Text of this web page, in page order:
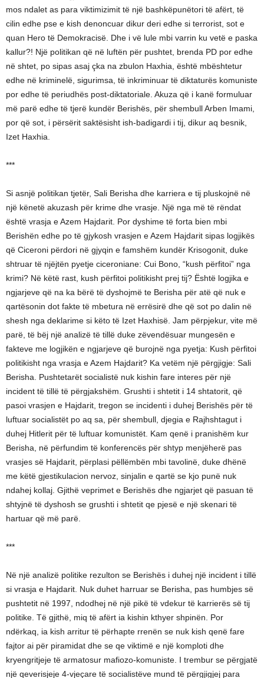
mos ndalet as para viktimizimit të një bashkëpunëtori të afërt, të
cilin edhe pse e kish denoncuar dikur deri edhe si terrorist, sot e
quan Hero të Demokracisë. Dhe i vë lule mbi varrin ku vetë e paska
kallur?! Një politikan që në luftën për pushtet, brenda PD por edhe
në shtet, po sipas asaj çka na zbulon Haxhia, është mbështetur
edhe në kriminelë, sigurimsa, të inkriminuar të diktaturës komuniste
por edhe të periudhës post-diktatoriale. Akuza që i kanë formuluar
më parë edhe të tjerë kundër Berishës, për shembull Arben Imami,
por që sot, i përsërit saktësisht ish-badigardi i tij, dikur aq besnik,
Izet Haxhia.
***
Si asnjë politikan tjetër, Sali Berisha dhe karriera e tij pluskojnë në
një kënetë akuzash për krime dhe vrasje. Një nga më të rëndat
është vrasja e Azem Hajdarit. Por dyshime të forta bien mbi
Berishën edhe po të gjykosh vrasjen e Azem Hajdarit sipas logjikës
që Ciceroni përdori në gjyqin e famshëm kundër Krisogonit, duke
shtruar të njëjtën pyetje ciceroniane: Cui Bono, “kush përfitoi” nga
krimi? Në këtë rast, kush përfitoi politikisht prej tij? Është logjika e
ngjarjeve që na ka bërë të dyshojmë te Berisha për atë që nuk e
qartësonin dot fakte të mbetura në errësirë dhe që sot po dalin në
shesh nga deklarime si këto të Izet Haxhisë. Jam përpjekur, vite më
parë, të bëj një analizë të tillë duke zëvendësuar mungesën e
fakteve me logjikën e ngjarjeve që burojnë nga pyetja: Kush përfitoi
politikisht nga vrasja e Azem Hajdarit? Ka vetëm një përgjigje: Sali
Berisha. Pushtetarët socialistë nuk kishin fare interes për një
incident të tillë të përgjakshëm. Grushti i shtetit i 14 shtatorit, që
pasoi vrasjen e Hajdarit, tregon se incidenti i duhej Berishës për të
luftuar socialistët po aq sa, për shembull, djegia e Rajhshtagut i
duhej Hitlerit për të luftuar komunistët. Kam qenë i pranishëm kur
Berisha, në përfundim të konferencës për shtyp menjëherë pas
vrasjes së Hajdarit, përplasi pëllëmbën mbi tavolinë, duke dhënë
me këtë gjestikulacion nervoz, sinjalin e qartë se kjo punë nuk
ndahej kollaj. Gjithë veprimet e Berishës dhe ngjarjet që pasuan të
shtyjnë të dyshosh se grushti i shtetit qe pjesë e një skenari të
hartuar që më parë.
***
Në një analizë politike rezulton se Berishës i duhej një incident i tillë
si vrasja e Hajdarit. Nuk duhet harruar se Berisha, pas humbjes së
pushtetit në 1997, ndodhej në një pikë të vdekur të karrierës së tij
politike. Të gjithë, miq të afërt ia kishin kthyer shpinën. Por
ndërkaq, ia kish arritur të përhapte rrenën se nuk kish qenë fare
fajtor ai për piramidat dhe se qe viktimë e një komploti dhe
kryengritjeje të armatosur mafiozo-komuniste. I trembur se përgjatë
një qeverisjeje 4-vjeçare të socialistëve mund të përgjigjej para